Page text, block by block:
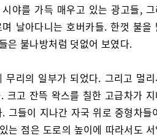
야를 가득 매우고 있는 광고들,
날아다니는 호버카들. 한껏 불을
은 불나방처럼 덧없어 보였다.
리의 일부가 되었다. 그리고 멀
크고 잔뜩 왁스를 칠한 고급차가
그들이 지나간 자국 위로 중형차들
는 점은 도로의 높이에 따라서도 서